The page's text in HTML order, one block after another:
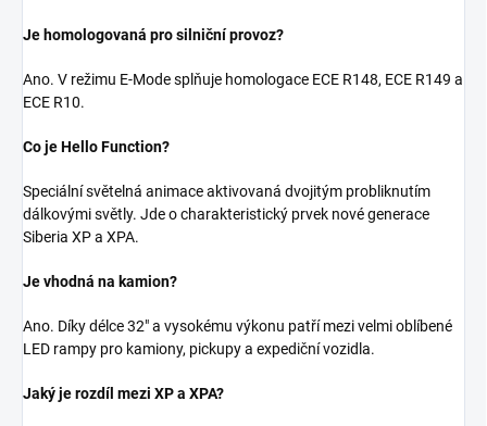
Je homologovaná pro silniční provoz?
Ano. V režimu E-Mode splňuje homologace ECE R148, ECE R149 a
ECE R10.
Co je Hello Function?
Speciální světelná animace aktivovaná dvojitým probliknutím
dálkovými světly. Jde o charakteristický prvek nové generace
Siberia XP a XPA.
Je vhodná na kamion?
Ano. Díky délce 32" a vysokému výkonu patří mezi velmi oblíbené
LED rampy pro kamiony, pickupy a expediční vozidla.
Jaký je rozdíl mezi XP a XPA?